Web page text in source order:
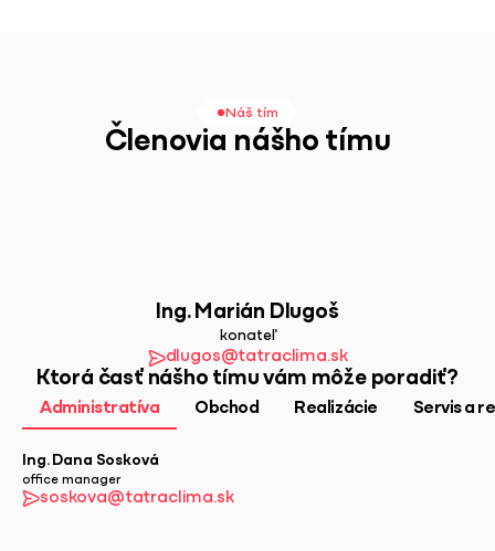
Náš tím
Členovia nášho tímu
Ing. Marián Dlugoš
konateľ
dlugos@tatraclima.sk
Ktorá časť nášho tímu vám môže poradiť?
Administratíva Obchod Realizácie Servis a
Ing. Dana Sosková
office manager
soskova@tatraclima.sk